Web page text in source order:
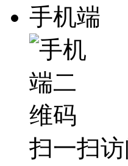
手机端
扫一扫